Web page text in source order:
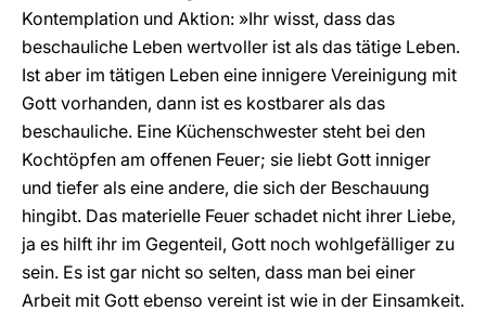
Kontemplation und Aktion: »Ihr wisst, dass das
beschauliche Leben wertvoller ist als das tätige Leben.
Ist aber im tätigen Leben eine innigere Vereinigung mit
Gott vorhanden, dann ist es kostbarer als das
beschauliche. Eine Küchenschwester steht bei den
Kochtöpfen am offenen Feuer; sie liebt Gott inniger
und tiefer als eine andere, die sich der Beschauung
hingibt. Das materielle Feuer schadet nicht ihrer Liebe,
ja es hilft ihr im Gegenteil, Gott noch wohlgefälliger zu
sein. Es ist gar nicht so selten, dass man bei einer
Arbeit mit Gott ebenso vereint ist wie in der Einsamkeit.